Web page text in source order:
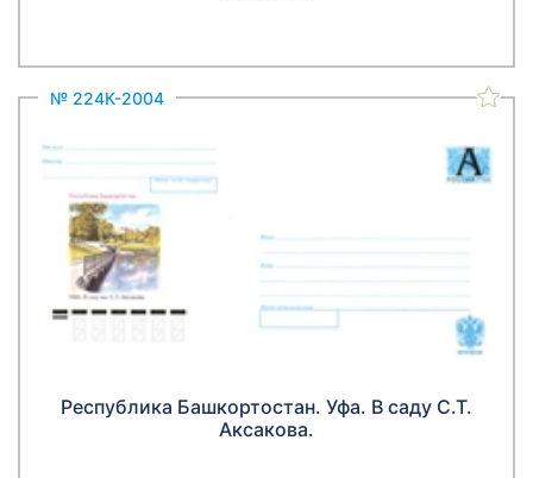
№ 224К-2004
Республика Башкортостан. Уфа. В саду С.Т.
Аксакова.